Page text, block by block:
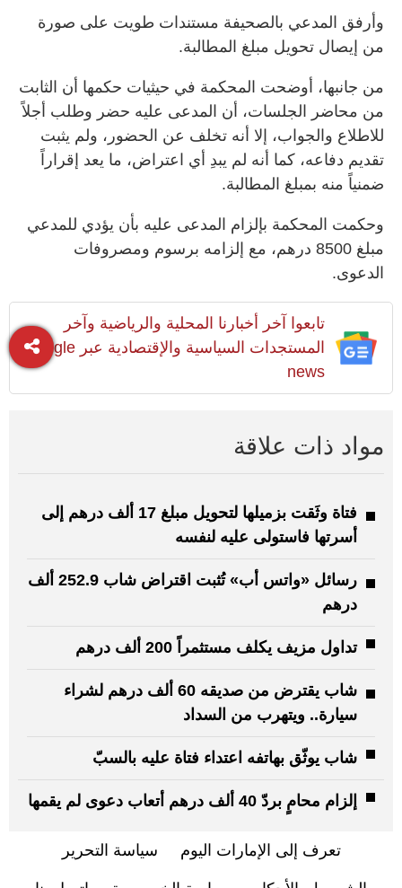
وأرفق المدعي بالصحيفة مستندات طويت على صورة
من إيصال تحويل مبلغ المطالبة.
من جانبها، أوضحت المحكمة في حيثيات حكمها أن الثابت
من محاضر الجلسات، أن المدعى عليه حضر وطلب أجلاً
للاطلاع والجواب، إلا أنه تخلف عن الحضور، ولم يثبت
تقديم دفاعه، كما أنه لم يبدِ أي اعتراض، ما يعد إقراراً
ضمنياً منه بمبلغ المطالبة.
وحكمت المحكمة بإلزام المدعى عليه بأن يؤدي للمدعي
مبلغ 8500 درهم، مع إلزامه برسوم ومصروفات
الدعوى.
تابعوا آخر أخبارنا المحلية والرياضية وآخر
المستجدات السياسية والإقتصادية عبر Google
news
مواد ذات علاقة
فتاة وثَقت بزميلها لتحويل مبلغ 17 ألف درهم إلى
أسرتها فاستولى عليه لنفسه
رسائل «واتس أب» تُثبت اقتراض شاب 252.9 ألف
درهم
تداول مزيف يكلف مستثمراً 200 ألف درهم
شاب يقترض من صديقه 60 ألف درهم لشراء
سيارة.. ويتهرب من السداد
شاب يوثّق بهاتفه اعتداء فتاة عليه بالسبّ
إلزام محامٍ بردّ 40 ألف درهم أتعاب دعوى لم يقمها
تعرف إلى الإمارات اليوم سياسة التحرير